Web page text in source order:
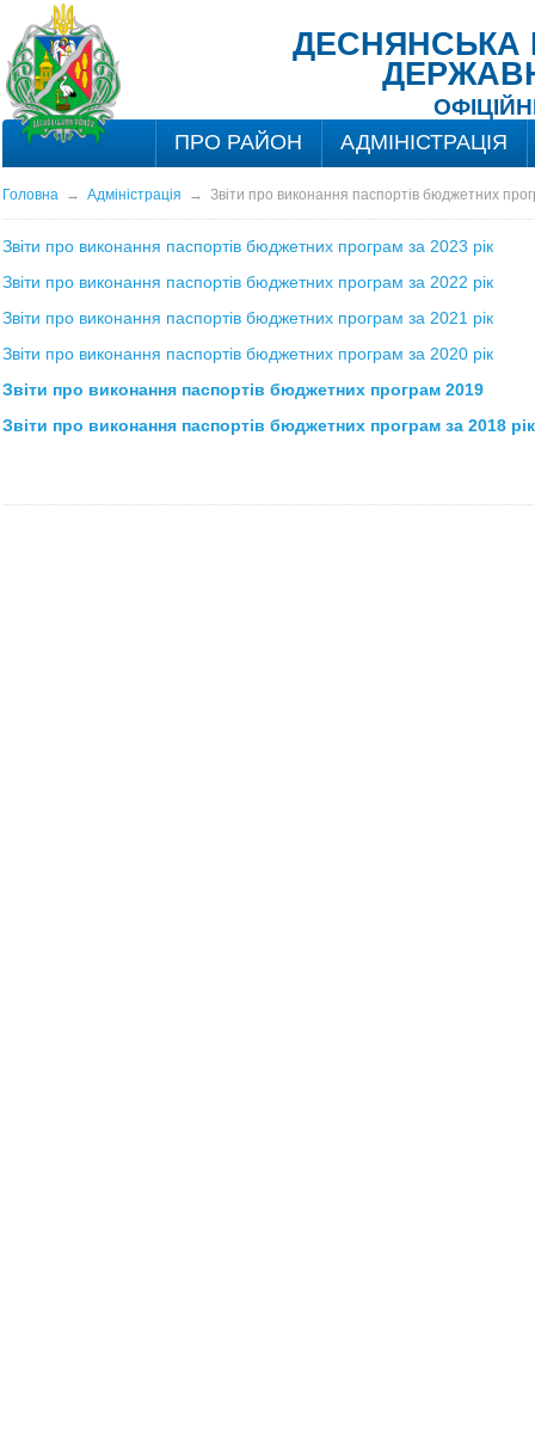
ДЕСНЯНСЬКА
ПРО РАЙОН АДМІНІСТРАЦІЯ
Головна→ Адміністрація → Звіти про виконання паспортів бюджетних
Звіти про виконання паспортів бюджетних програм за 2023 рік
Звіти про виконання паспортів бюджетних програм за 2022 рік
Звіти про виконання паспортів бюджетних програм за 2021 рік
Звіти про виконання паспортів бюджетних програм за 2020 рік
Звіти про виконання паспортів бюджетних програм 2019
Звіти про виконання паспортів бюджетних програм за 2018 рік